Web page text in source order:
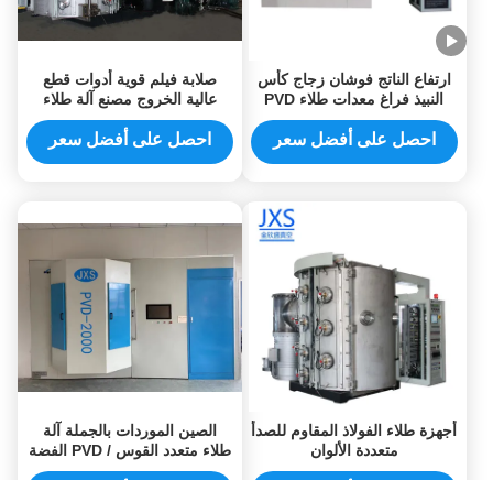
ارتفاع الناتج فوشان زجاج كأس
النبيذ فراغ معدات طلاء PVD
للذهب قوس قزح فضي اللون
الأسود
احصل على أفضل سعر
صلابة فيلم قوية أدوات قطع
عالية الخروج مصنع آلة طلاء
PVD في فوشان
احصل على أفضل سعر
أجهزة طلاء الفولاذ المقاوم للصدأ
متعددة الألوان
الصين الموردات بالجملة آلة
طلاء متعدد القوس / PVD الفضة
والمعادن طلاء آلة